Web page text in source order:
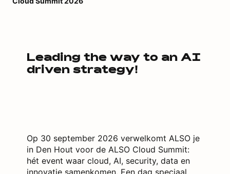
Leading the way to an AI
driven strategy!
Op 30 september 2026 verwelkomt ALSO je
in Den Hout voor de ALSO Cloud Summit:
hét event waar cloud, AI, security, data en
innovatie samenkomen. Een dag speciaal